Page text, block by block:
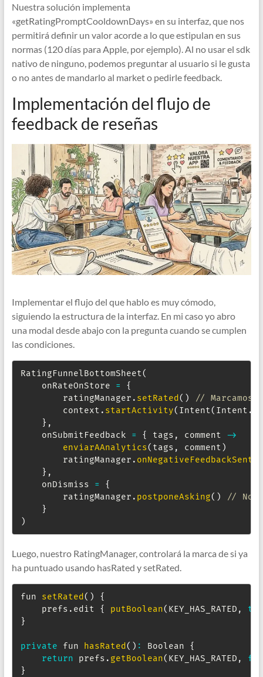
Nuestra solución implementa
«getRatingPromptCooldownDays» en su interfaz, que nos
permitirá definir un valor acorde a lo que estipulan en sus
normas (120 días para Apple, por ejemplo). Al no usar el sdk
nativo de ninguno, podemos preguntar al usuario si le gusta
o no antes de mandarlo al market o pedirle feedback.
Implementación del flujo de
feedback de reseñas
Implementar el flujo del que hablo es muy cómodo,
siguiendo la estructura de la interfaz. En mi caso yo abro
una modal desde abajo con la pregunta cuando se cumplen
las condiciones.
RatingFunnelBottomSheet(
    onRateOnStore
=
{
        ratingManager
. setRated ( )
// Marcamos
        context
. startActivity( Intent( Intent .
} ,
    onSubmitFeedback
= { tags , comment ->
enviarAAnalytics( tags , comment )
        ratingManager
. onNegativeFeedbackSent
} ,
    onDismiss
=
{
        ratingManager
. postponeAsking( )
// No
}
)
Luego, nuestro RatingManager, controlará la marca de si ya
ha puntuado usando hasRated y setRated.
fun setRated ( )
{
    prefs
. edit { putBoolean( KEY_HAS_RATED ,
}
private fun hasRated ( ) : Boolean
{
return prefs . getBoolean( KEY_HAS_RATED ,
}